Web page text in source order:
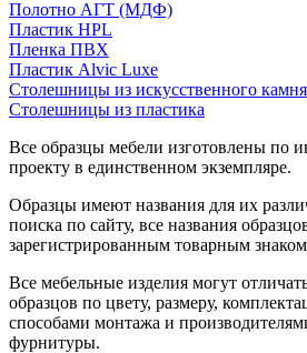
Полотно АГТ (МДФ)
Пластик HPL
Пленка ПВХ
Пластик Alvic Luxe
Столешницы из искусственного камня
Столешницы из пластика
Все образцы мебели изготовлены по
проекту в единственном экземпляре.
Образцы имеют названия для их
поиска по сайту, все названия
зарегистрированным товарным
Все мебельные изделия могут
образцов по цвету, размеру,
способами монтажа и
фурнитуры.